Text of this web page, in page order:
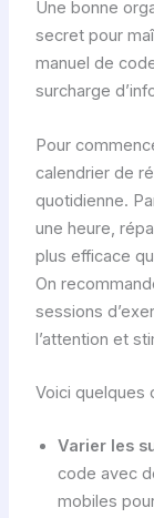
Une bonne
secret pour
manuel de
surcharge
Pour
calendrier de
quotidienne.
une heure,
plus efficace
On
sessions
l’attention et
Voici quelques
Varier les
code avec
mobiles